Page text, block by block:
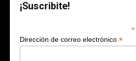
¡Suscribite!
*
Dirección de correo electrónico *